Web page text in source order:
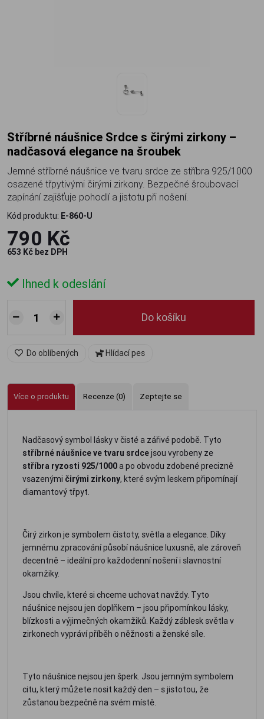
Stříbrné náušnice Srdce s čirými zirkony –
nadčasová elegance na šroubek
Jemné stříbrné náušnice ve tvaru srdce ze stříbra 925/1000
osazené třpytivými čirými zirkony. Bezpečné šroubovací
zapínání zajišťuje pohodlí a jistotu při nošení.
Kód produktu: E-860-U
790 Kč
653 Kč bez DPH
Ihned k odeslání
Do košíku
Do oblíbených Hlídací pes
Více o produktu Recenze (0) Zeptejte se
Nadčasový symbol lásky v čisté a zářivé podobě. Tyto
stříbrné náušnice ve tvaru srdcejsou vyrobeny ze
stříbra ryzosti 925/1000a po obvodu zdobené precizně
vsazenými čirými zirkony, které svým leskem připomínají
diamantový třpyt.
Čirý zirkon je symbolem čistoty, světla a elegance. Díky
jemnému zpracování působí náušnice luxusně, ale zároveň
decentně – ideální pro každodenní nošení i slavnostní
okamžiky.
Jsou chvíle, které si chceme uchovat navždy. Tyto
náušnice nejsou jen doplňkem – jsou připomínkou lásky,
blízkosti a výjimečných okamžiků. Každý záblesk světla v
zirkonech vypráví příběh o něžnosti a ženské síle.
Tyto náušnice nejsou jen šperk. Jsou jemným symbolem
citu, který můžete nosit každý den – s jistotou, že
zůstanou bezpečně na svém místě.